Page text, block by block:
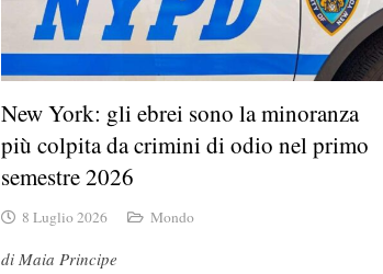
New York: gli ebrei sono la minoranza
più colpita da crimini di odio nel primo
semestre 2026
8 Luglio 2026 Mondo
di Maia Principe